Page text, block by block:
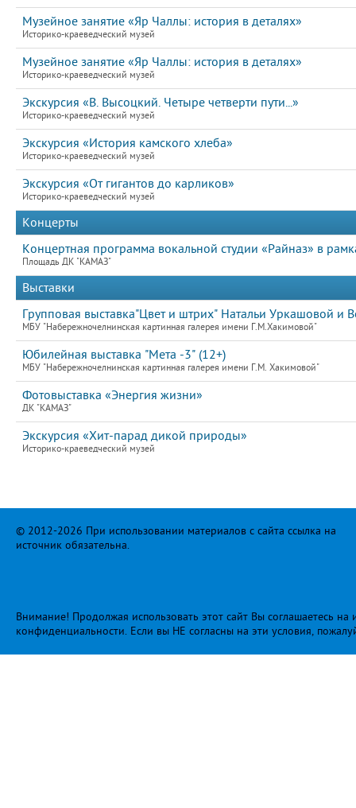
Музейное занятие «Яр Чаллы: история в деталях»
Историко-краеведческий музей
Музейное занятие «Яр Чаллы: история в деталях»
Историко-краеведческий музей
Экскурсия «В. Высоцкий. Четыре четверти пути...»
Историко-краеведческий музей
Экскурсия «История камского хлеба»
Историко-краеведческий музей
Экскурсия «От гигантов до карликов»
Историко-краеведческий музей
Концерты
Концертная программа вокальной студии «Райназ» в
Площадь ДК "КАМАЗ"
Выставки
Групповая выставка"Цвет и штрих" Натальи Уркашовой и
МБУ "Набережночелнинская картинная галерея имени Г.М.Хакимовой"
Юбилейная выставка "Мета -3" (12+)
МБУ "Набережночелнинская картинная галерея имени Г.М. Хакимовой"
Фотовыставка «Энергия жизни»
ДК "КАМАЗ"
Экскурсия «Хит-парад дикой природы»
Историко-краеведческий музей
© 2012-2026 При использовании материалов с сайта ссылка на
источник обязательна.
Внимание! Продолжая использовать этот сайт Вы соглашаетесь
конфиденциальности. Если вы НЕ согласны на эти условия,